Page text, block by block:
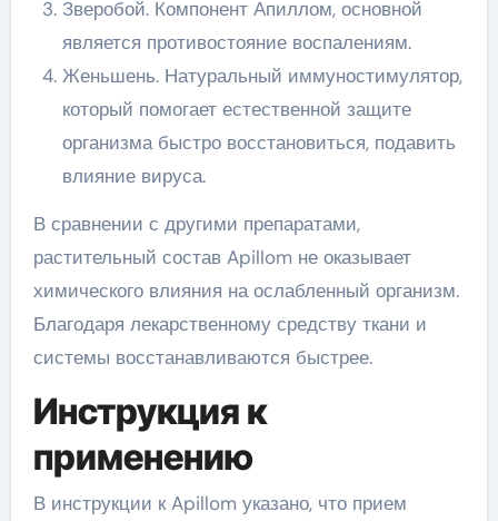
Зверобой. Компонент Апиллом, основной
является противостояние воспалениям.
Женьшень. Натуральный иммуностимулятор,
который помогает естественной защите
организма быстро восстановиться, подавить
влияние вируса.
В сравнении с другими препаратами,
растительный состав Apillom не оказывает
химического влияния на ослабленный организм.
Благодаря лекарственному средству ткани и
системы восстанавливаются быстрее.
Инструкция к
применению
В инструкции к Apillom указано, что прием